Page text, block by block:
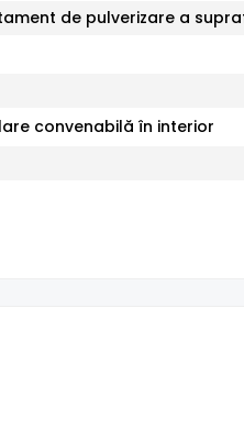
de pulverizare a
convenabilă în interior